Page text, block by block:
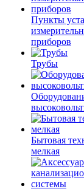
Пункты
приборов
Трубы
Бытовая
мелкая